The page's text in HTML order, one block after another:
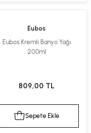
Eubos
Eubos Kremli Banyo Yağı
200ml
809,00 TL
Sepete Ekle